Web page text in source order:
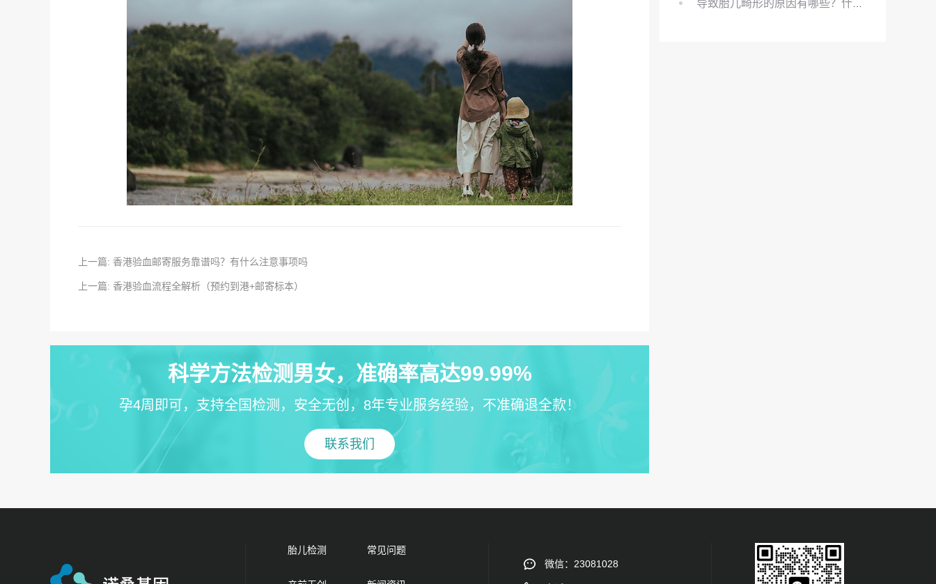
上一篇: 香港验血邮寄服务靠谱吗？有什么注意事项吗
上一篇: 香港验血流程全解析（预约到港+邮寄标本）
科学方法检测男女，准确率高达99.99%
孕4周即可，支持全国检测，安全无创，8年专业服务经验，不准确退全款！
联系我们
胎儿检测 常见问题
微信：23081028